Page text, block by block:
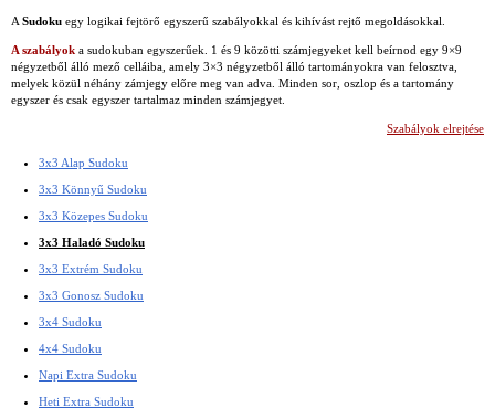
A Sudoku egy logikai fejtörő egyszerű szabályokkal és kihívást rejtő megoldásokkal.
A szabályok a sudokuban egyszerűek. 1 és 9 közötti számjegyeket kell beírnod egy 9×9
négyzetből álló mező celláiba, amely 3×3 négyzetből álló tartományokra van felosztva,
melyek közül néhány zámjegy előre meg van adva. Minden sor, oszlop és a tartomány
egyszer és csak egyszer tartalmaz minden számjegyet.
Szabályok elrejtése
3x3 Alap Sudoku
3x3 Könnyű Sudoku
3x3 Közepes Sudoku
3x3 Haladó Sudoku
3x3 Extrém Sudoku
3x3 Gonosz Sudoku
3x4 Sudoku
4x4 Sudoku
Napi Extra Sudoku
Heti Extra Sudoku